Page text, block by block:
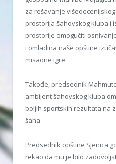
za rešavanje
prostorija šahovskog kluba i
prostorije omogućiti
i omladina naše opštine
misaone igre.
Takođe, predsednik
ambijent šahovskog kluba
boljih sportskih rezultata na
šaha.
Predsednik opštine Sjenica
rekao da mu je bilo